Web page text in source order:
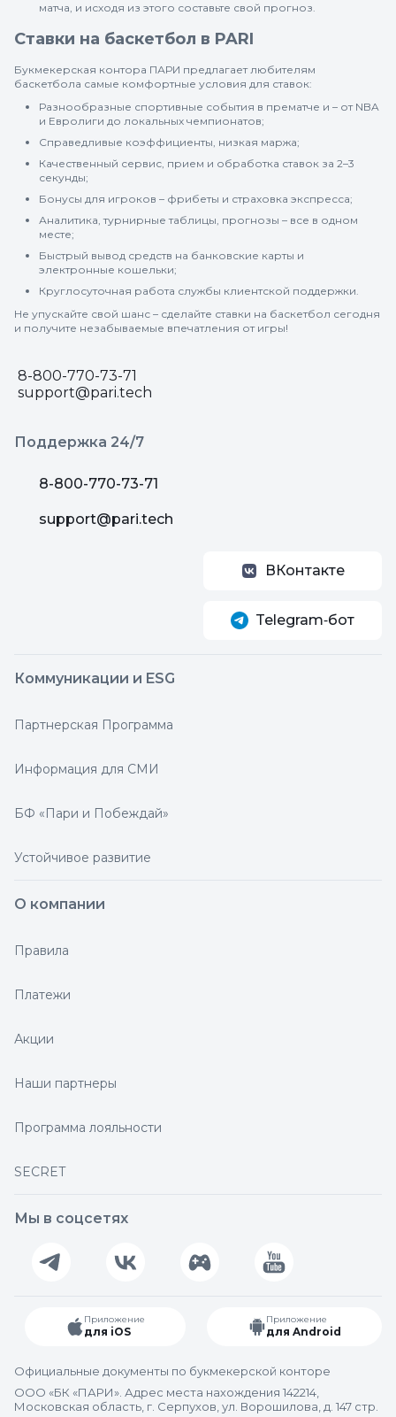
матча, и исходя из этого составьте свой прогноз.
Ставки на баскетбол в PARI
Букмекерская контора ПАРИ предлагает любителям
баскетбола самые комфортные условия для ставок:
Разнообразные спортивные события в прематче и – от NBA
и Евролиги до локальных чемпионатов;
Справедливые коэффициенты, низкая маржа;
Качественный сервис, прием и обработка ставок за 2–3
секунды;
Бонусы для игроков – фрибеты и страховка экспресса;
Аналитика, турнирные таблицы, прогнозы – все в одном
месте;
Быстрый вывод средств на банковские карты и
электронные кошельки;
Круглосуточная работа службы клиентской поддержки.
Не упускайте свой шанс – сделайте ставки на баскетбол сегодня
и получите незабываемые впечатления от игры!
8-800-770-73-71
support@pari.tech
Поддержка 24/7
8-800-770-73-71
support@pari.tech
ВКонтакте
Telegram‑бот
Коммуникации и ESG
Партнерская Программа
Информация для СМИ
БФ «Пари и Побеждай»
Устойчивое развитие
О компании
Правила
Платежи
Акции
Наши партнеры
Программа лояльности
SECRET
Мы в соцсетях
Приложение
для iOS
Приложение
для Android
Официальные документы по букмекерской конторе
ООО «БК «ПАРИ». Адрес места нахождения 142214,
Московская область, г. Серпухов, ул. Ворошилова, д. 147 стр.